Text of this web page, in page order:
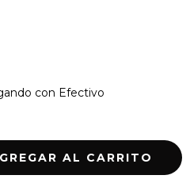
con Efectivo